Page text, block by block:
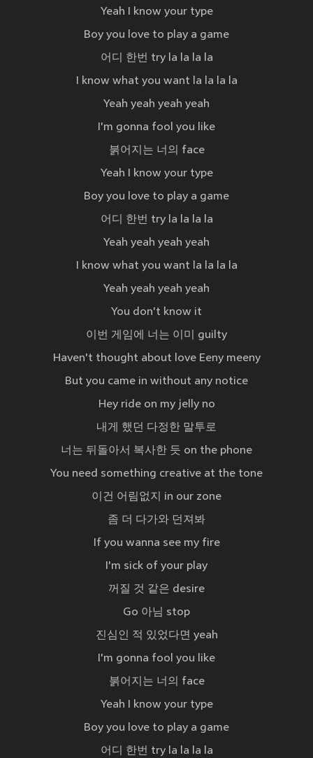
Yeah I know your type
Boy you love to play a game
어디 한번 try la la la la
I know what you want la la la la
Yeah yeah yeah yeah
I'm gonna fool you like
붉어지는 너의 face
Yeah I know your type
Boy you love to play a game
어디 한번 try la la la la
Yeah yeah yeah yeah
I know what you want la la la la
Yeah yeah yeah yeah
You don't know it
이번 게임에 너는 이미 guilty
Haven't thought about love Eeny meeny
But you came in without any notice
Hey ride on my jelly no
내게 했던 다정한 말투로
너는 뒤돌아서 복사한 듯 on the phone
You need something creative at the tone
이건 어림없지 in our zone
좀 더 다가와 던져봐
If you wanna see my fire
I'm sick of your play
꺼질 것 같은 desire
Go 아님 stop
진심인 적 있었다면 yeah
I'm gonna fool you like
붉어지는 너의 face
Yeah I know your type
Boy you love to play a game
어디 한번 try la la la la